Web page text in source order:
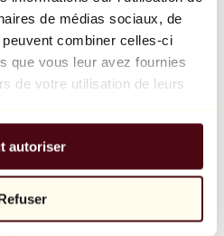
de médias sociaux, de
combiner celles-ci
que vous leur avez fournies
de votre utilisation de leurs
autoriser